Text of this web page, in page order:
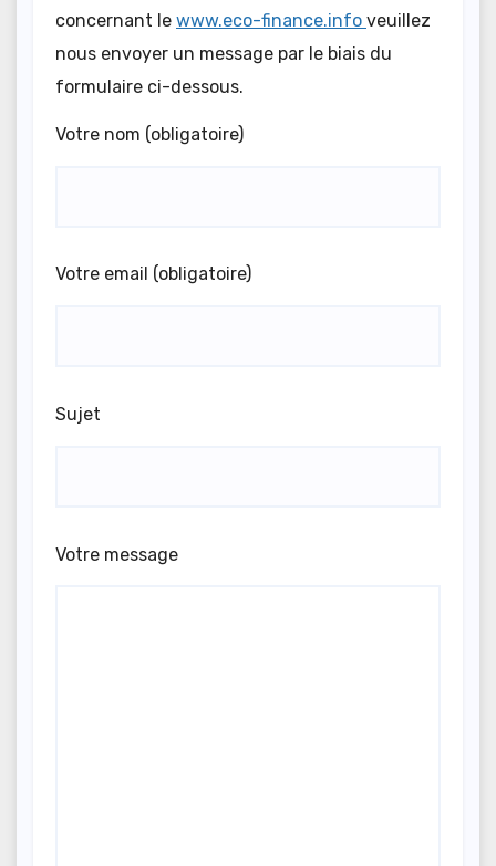
concernant le www.eco-finance.info veuillez
nous envoyer un message par le biais du
formulaire ci-dessous.
Votre nom (obligatoire)
Votre email (obligatoire)
Sujet
Votre message